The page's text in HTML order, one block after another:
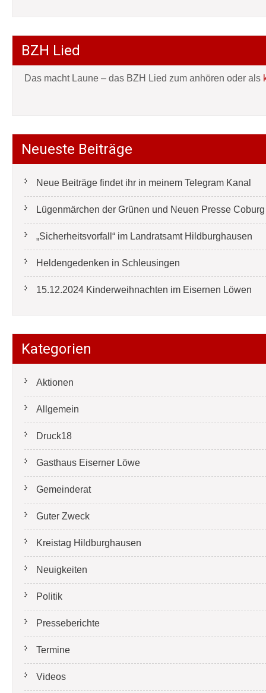
BZH Lied
Das macht Laune – das BZH Lied zum anhören oder als
Neueste Beiträge
Neue Beiträge findet ihr in meinem Telegram Kanal
Lügenmärchen der Grünen und Neuen Presse
„Sicherheitsvorfall“ im Landratsamt Hildburghausen
Heldengedenken in Schleusingen
15.12.2024 Kinderweihnachten im Eisernen Löwen
Kategorien
Aktionen
Allgemein
Druck18
Gasthaus Eiserner Löwe
Gemeinderat
Guter Zweck
Kreistag Hildburghausen
Neuigkeiten
Politik
Presseberichte
Termine
Videos